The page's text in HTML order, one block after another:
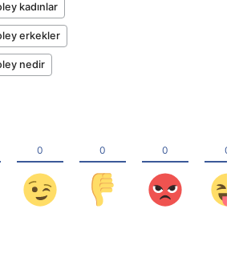
kadınlar
erkekler
nedir